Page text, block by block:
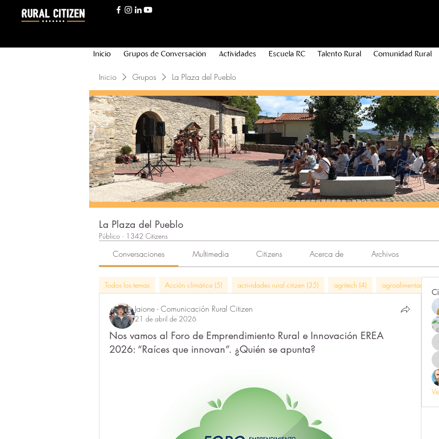
Inicio Grupos de Conversación Actividades Escuela RC Talento Rural Comunidad Rural
Inicio Grupos La Plaza del Pueblo
La Plaza del Pueblo
Público · 1342 Citizens
Conversaciones Multimedia Citizens Acerca de Archivos
Todos los temas Acción climática (5) actividades rural citizen (35) agritech (4) agroalimentación
Jaione - Comunicación Rural Citizen
21 de abril de 2026
Nos vamos al Foro de Emprendimiento Rural e Innovación EREA
2026: “Raíces que innovan”. ¿Quién se apunta?